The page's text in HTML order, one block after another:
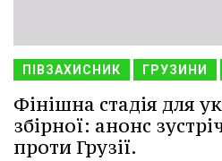
ПІВЗАХИСНИК ГРУЗИНИ
Фінішна стадія для
збірної: анонс
проти Грузії.